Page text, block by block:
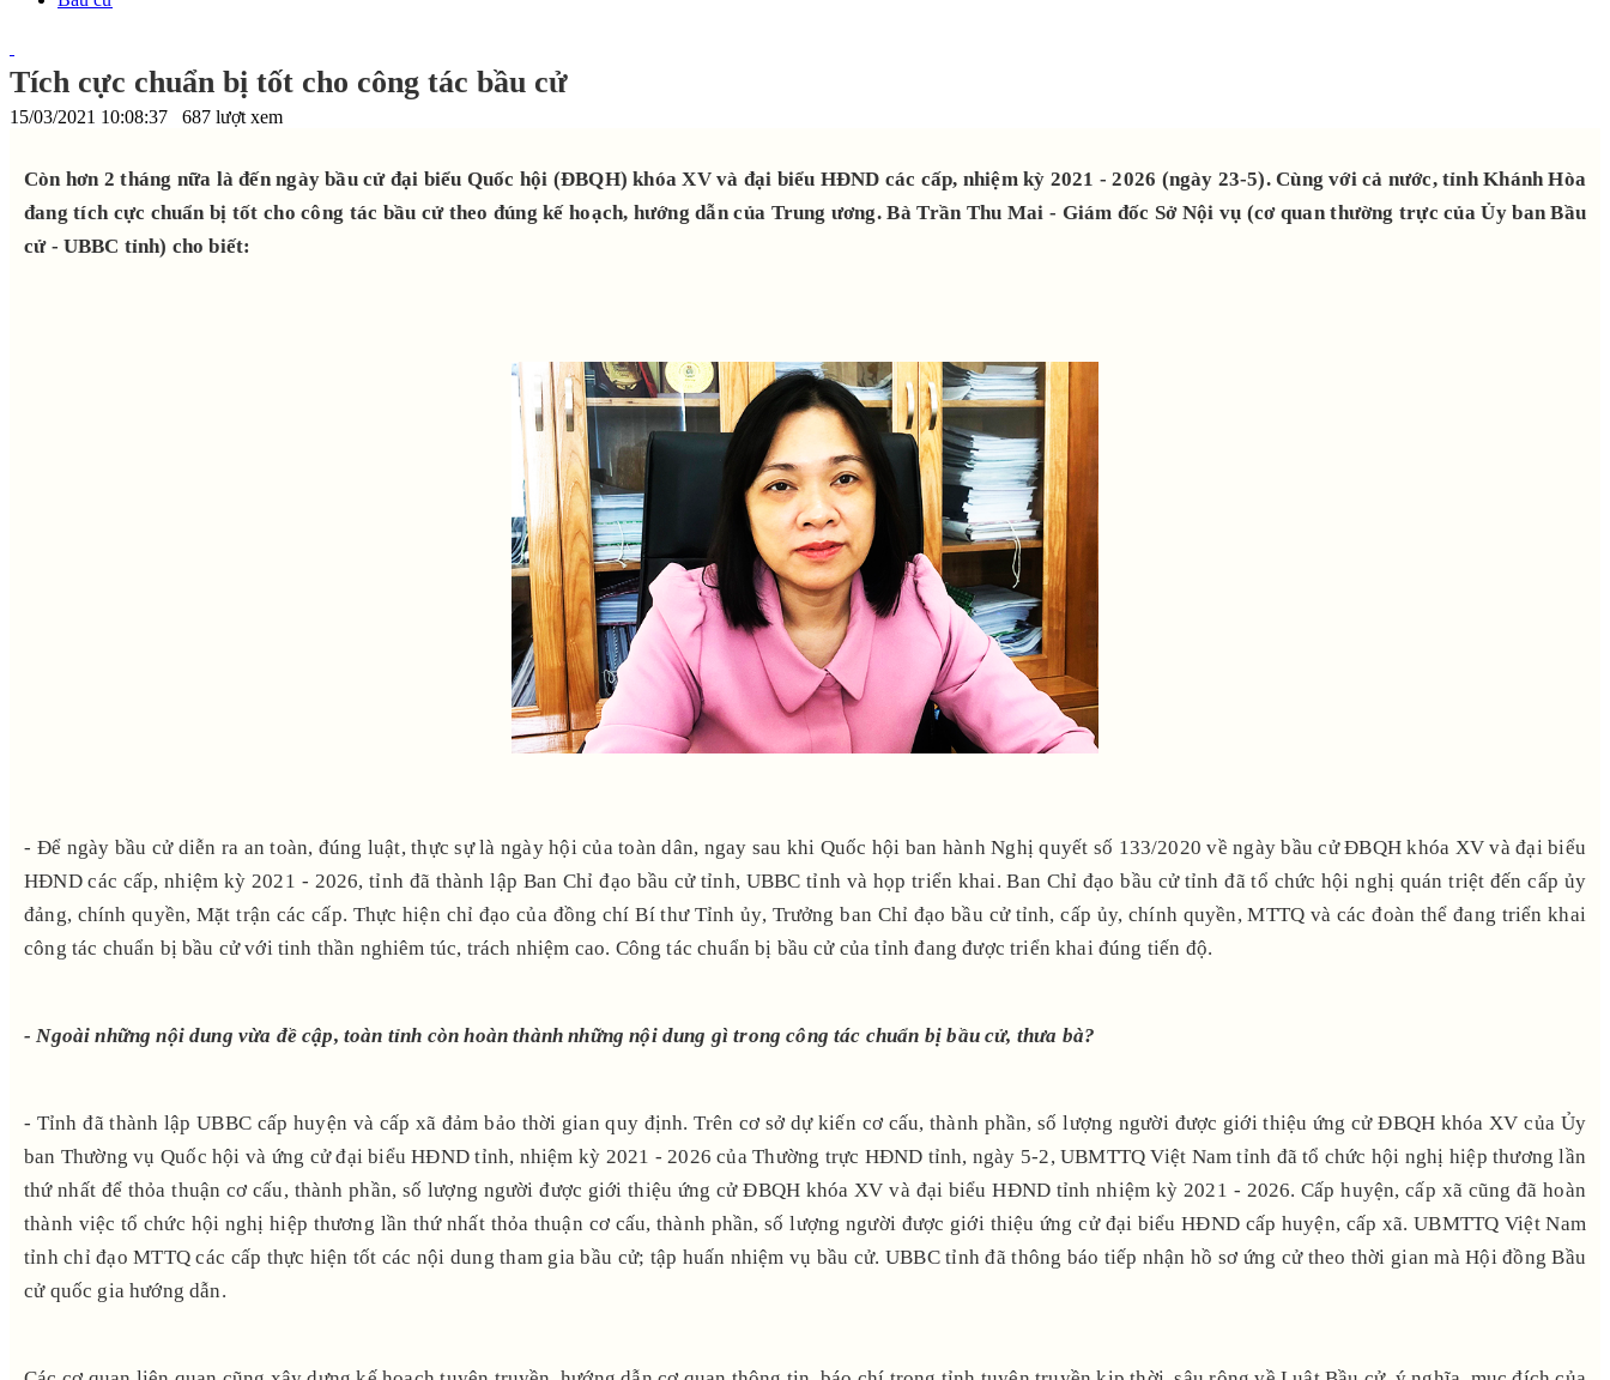
Tích cực chuẩn bị tốt cho công tác bầu cử
15/03/2021 10:08:37 687 lượt xem
Còn hơn 2 tháng nữa là đến ngày bầu cử đại biểu Quốc hội (ĐBQH) khóa XV và đại biểu HĐND các cấp, nhiệm kỳ 2021 - 2026 (ngày 23-5). Cùng với cả nước, tỉnh Khánh Hòa
đang tích cực chuẩn bị tốt cho công tác bầu cử theo đúng kế hoạch, hướng dẫn của Trung ương. Bà Trần Thu Mai - Giám đốc Sở Nội vụ (cơ quan thường trực của Ủy ban Bầu
cử - UBBC tỉnh) cho biết:
- Để ngày bầu cử diễn ra an toàn, đúng luật, thực sự là ngày hội của toàn dân, ngay sau khi Quốc hội ban hành Nghị quyết số 133/2020 về ngày bầu cử ĐBQH khóa XV và đại biểu
HĐND các cấp, nhiệm kỳ 2021 - 2026, tỉnh đã thành lập Ban Chỉ đạo bầu cử tỉnh, UBBC tỉnh và họp triển khai. Ban Chỉ đạo bầu cử tỉnh đã tổ chức hội nghị quán triệt đến cấp ủy
đảng, chính quyền, Mặt trận các cấp. Thực hiện chỉ đạo của đồng chí Bí thư Tỉnh ủy, Trưởng ban Chỉ đạo bầu cử tỉnh, cấp ủy, chính quyền, MTTQ và các đoàn thể đang triển khai
công tác chuẩn bị bầu cử với tinh thần nghiêm túc, trách nhiệm cao. Công tác chuẩn bị bầu cử của tỉnh đang được triển khai đúng tiến độ.
- Ngoài những nội dung vừa đề cập, toàn tỉnh còn hoàn thành những nội dung gì trong công tác chuẩn bị bầu cử, thưa bà?
- Tỉnh đã thành lập UBBC cấp huyện và cấp xã đảm bảo thời gian quy định. Trên cơ sở dự kiến cơ cấu, thành phần, số lượng người được giới thiệu ứng cử ĐBQH khóa XV của Ủy
ban Thường vụ Quốc hội và ứng cử đại biểu HĐND tỉnh, nhiệm kỳ 2021 - 2026 của Thường trực HĐND tỉnh, ngày 5-2, UBMTTQ Việt Nam tỉnh đã tổ chức hội nghị hiệp thương lần
thứ nhất để thỏa thuận cơ cấu, thành phần, số lượng người được giới thiệu ứng cử ĐBQH khóa XV và đại biểu HĐND tỉnh nhiệm kỳ 2021 - 2026. Cấp huyện, cấp xã cũng đã hoàn
thành việc tổ chức hội nghị hiệp thương lần thứ nhất thỏa thuận cơ cấu, thành phần, số lượng người được giới thiệu ứng cử đại biểu HĐND cấp huyện, cấp xã. UBMTTQ Việt Nam
tỉnh chỉ đạo MTTQ các cấp thực hiện tốt các nội dung tham gia bầu cử; tập huấn nhiệm vụ bầu cử. UBBC tỉnh đã thông báo tiếp nhận hồ sơ ứng cử theo thời gian mà Hội đồng Bầu
cử quốc gia hướng dẫn.